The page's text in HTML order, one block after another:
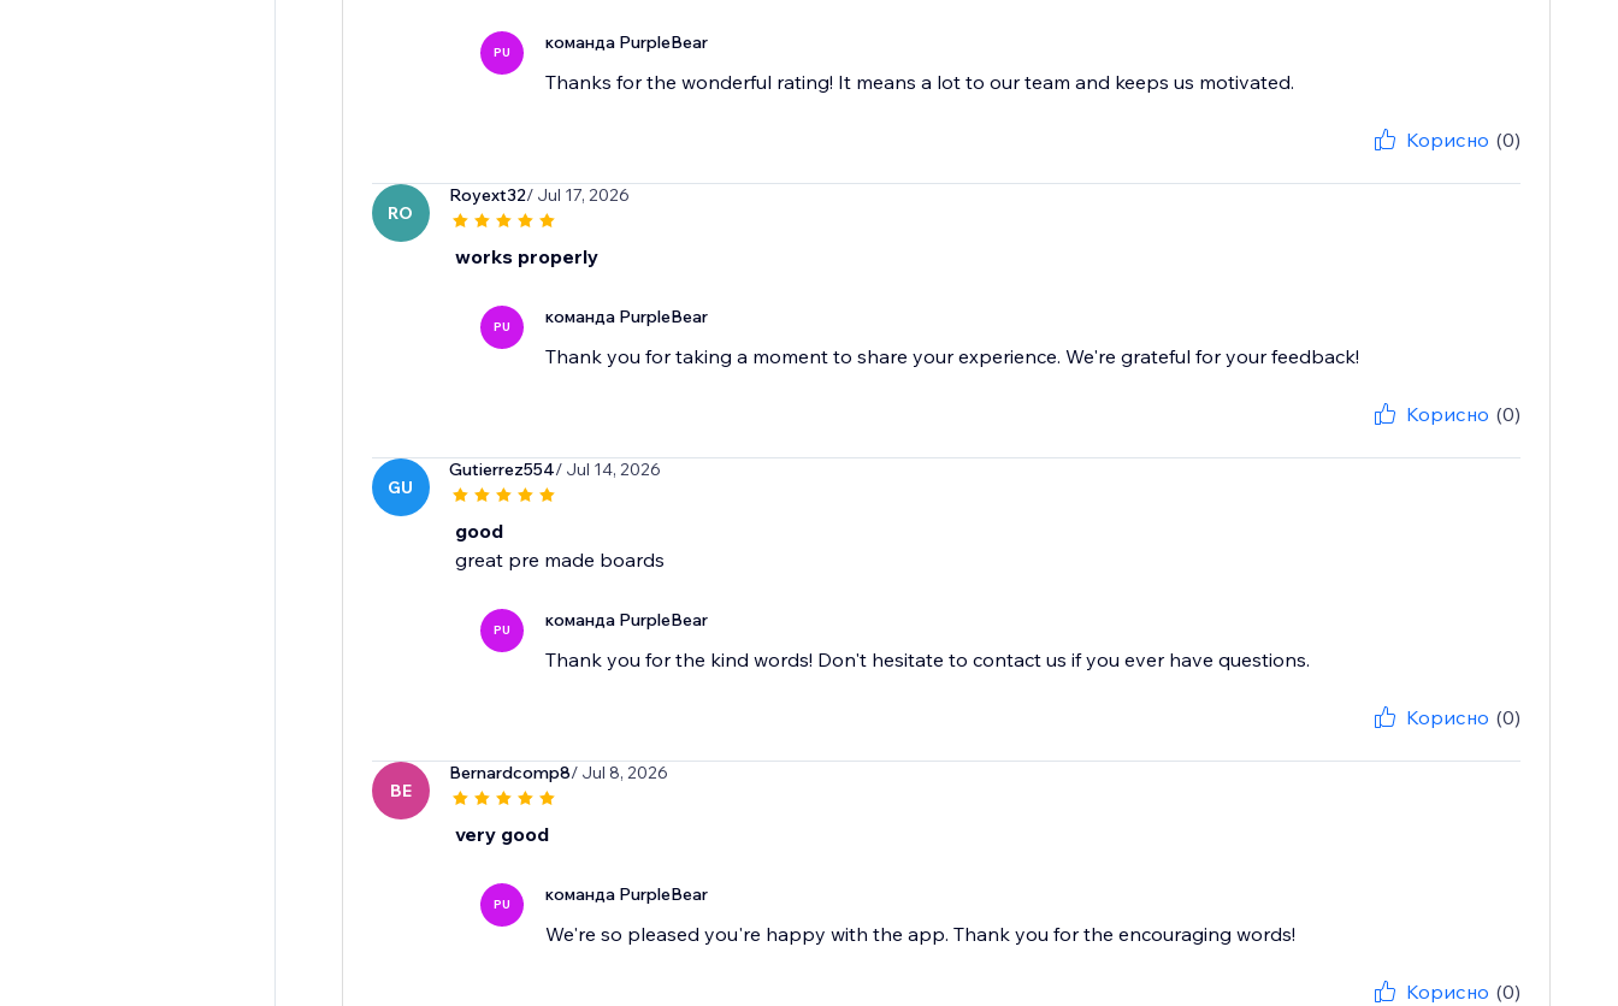
PU команда PurpleBear
Thanks for the wonderful rating! It means a lot to our team and keeps us motivated.
Корисно (0)
RO
Royext32/ Jul 17, 2026
works properly
PU команда PurpleBear
Thank you for taking a moment to share your experience. We're grateful for your feedback!
Корисно (0)
GU
Gutierrez554/ Jul 14, 2026
good
great pre made boards
PU команда PurpleBear
Thank you for the kind words! Don't hesitate to contact us if you ever have questions.
Корисно (0)
BE
Bernardcomp8/ Jul 8, 2026
very good
PU команда PurpleBear
We're so pleased you're happy with the app. Thank you for the encouraging words!
Корисно (0)